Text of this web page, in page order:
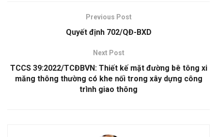
Previous Post
Quyết định 702/QĐ-BXD
Next Post
TCCS 39:2022/TCĐBVN: Thiết kế mặt đường bê tông xi
măng thông thường có khe nối trong xây dựng công
trình giao thông